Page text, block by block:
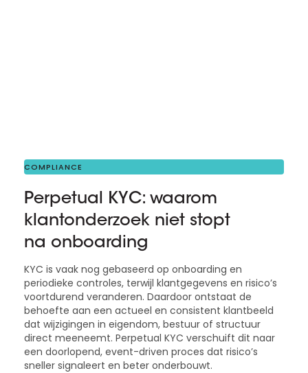
COMPLIANCE
Perpetual KYC: waarom
klantonderzoek niet stopt
na onboarding
KYC is vaak nog gebaseerd op onboarding en
periodieke controles, terwijl klantgegevens en risico’s
voortdurend veranderen. Daardoor ontstaat de
behoefte aan een actueel en consistent klantbeeld
dat wijzigingen in eigendom, bestuur of structuur
direct meeneemt. Perpetual KYC verschuift dit naar
een doorlopend, event-driven proces dat risico’s
sneller signaleert en beter onderbouwt.